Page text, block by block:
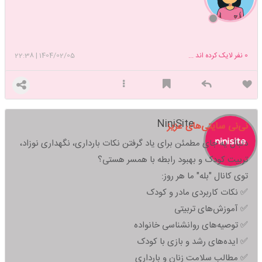
1404/02/05
|
22:38 0 نفر لایک کرده اند ...
NiniSite
نی‌نی سایتی‌های عزیز
دنبال یه جای مطمئن برای یاد گرفتن نکات بارداری، نگهداری نوزاد،
تربیت کودک و بهبود رابطه با همسر هستی؟
توی کانال "بله" ما هر روز:
✅ نکات کاربردی مادر و کودک
✅ آموزش‌های تربیتی
✅ توصیه‌های روانشناسی خانواده
✅ ایده‌های رشد و بازی با کودک
✅ مطالب سلامت زنان و بارداری